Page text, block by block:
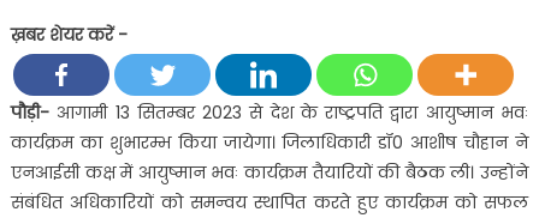
आयुष्मान
मेला,
स्वच्छ
भारत,
रक्तदान
व
ख़बर शेयर करें -
पौड़ी-आगामी 13 सितम्बर 2023 से देश के राष्ट्रपति द्वारा आयुष्मान भवः
कार्यक्रम का शुभारम्भ किया जायेगा। जिलाधिकारी डॉ0 आशीष चौहान ने
एनआईसी कक्ष में आयुष्मान भवः कार्यक्रम तैयारियों की बैठक ली। उन्होंने
संबंधित अधिकारियों को समन्वय स्थापित करते हुए कार्यक्रम को सफल